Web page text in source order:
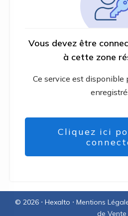
Vous devez être
à cette zone
Ce service est disponible
Cliquez ici
© 2026⋅ Hexalto ⋅ Mentions
de Vente